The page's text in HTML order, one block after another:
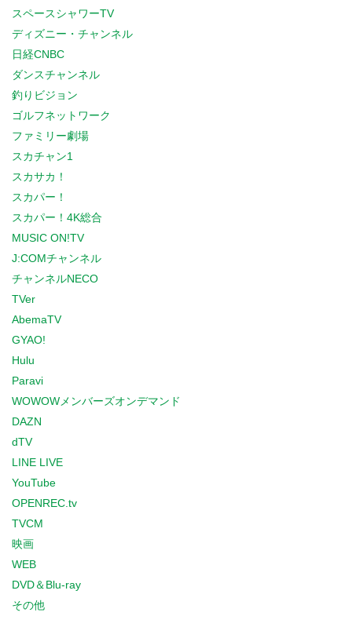
スペースシャワーTV
ディズニー・チャンネル
日経CNBC
ダンスチャンネル
釣りビジョン
ゴルフネットワーク
ファミリー劇場
スカチャン1
スカサカ！
スカパー！
スカパー！4K総合
MUSIC ON!TV
J:COMチャンネル
チャンネルNECO
TVer
AbemaTV
GYAO!
Hulu
Paravi
WOWOWメンバーズオンデマンド
DAZN
dTV
LINE LIVE
YouTube
OPENREC.tv
TVCM
映画
WEB
DVD＆Blu-ray
その他